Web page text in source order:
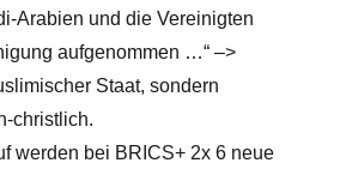
Arabien und die Vereinigten
aufgenommen …“ –>
Staat, sondern
christlich.
werden bei BRICS+ 2x 6 neue